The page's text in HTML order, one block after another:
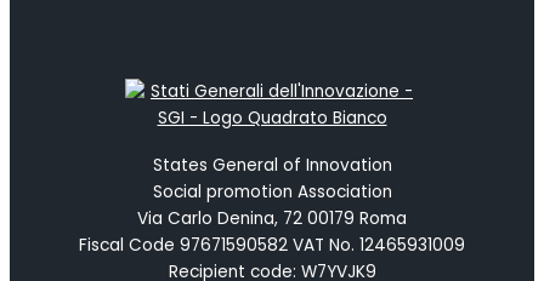
States General of Innovation
Social promotion Association
Via Carlo Denina, 72 00179 Roma
Fiscal Code 97671590582 VAT No. 12465931009
Recipient code: W7YVJK9